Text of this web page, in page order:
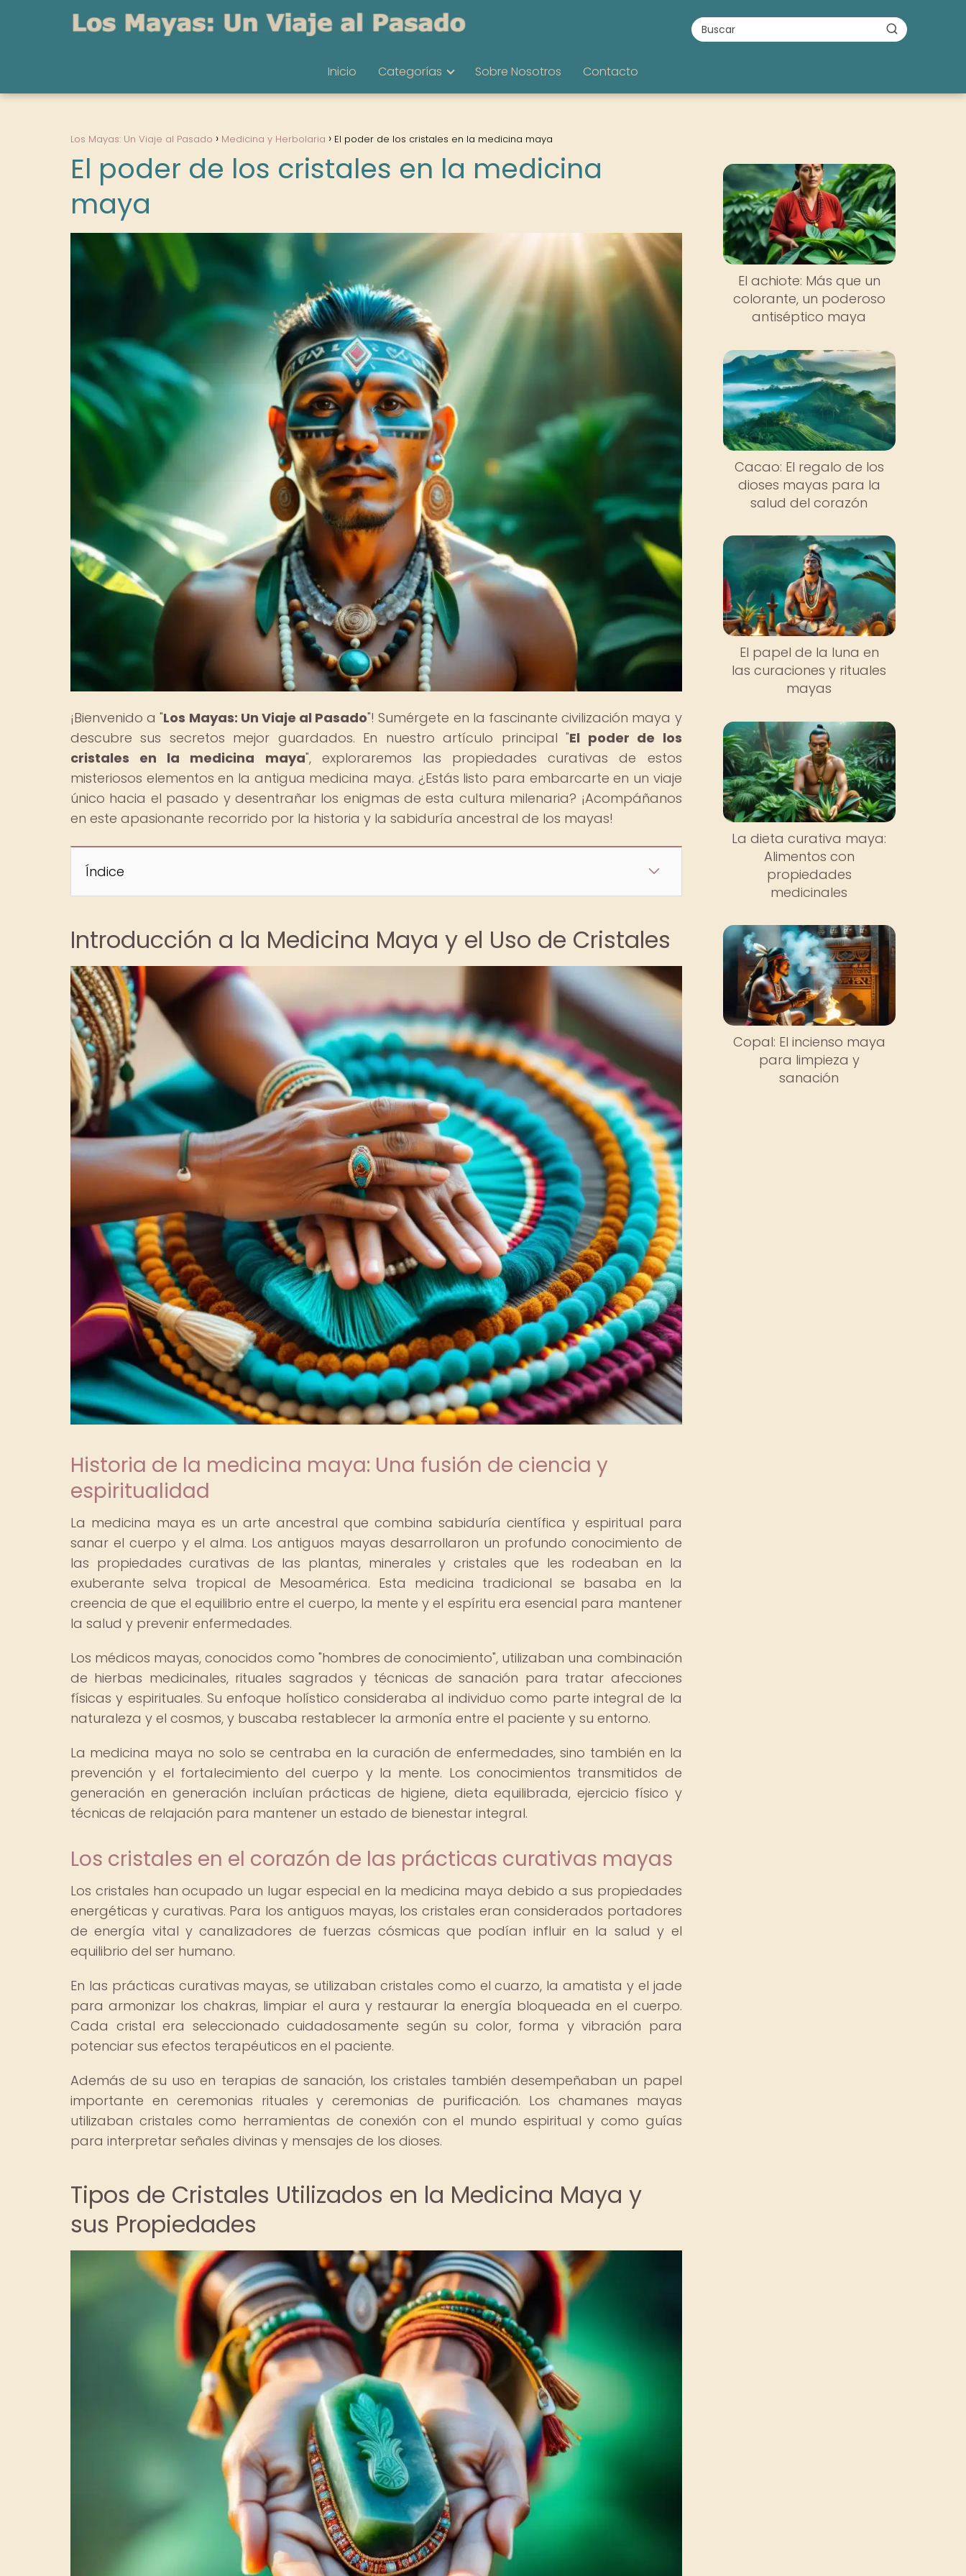
Inicio Categorías Sobre Nosotros Contacto
Los Mayas: Un Viaje al Pasado Medicina y Herbolaria El poder de los cristales en la medicina maya
El poder de los cristales en la medicina
maya
¡Bienvenido a "Los Mayas: Un Viaje al Pasado"! Sumérgete en la fascinante civilización maya y
descubre sus secretos mejor guardados. En nuestro artículo principal "El poder de los
cristales en la medicina maya", exploraremos las propiedades curativas de estos
misteriosos elementos en la antigua medicina maya. ¿Estás listo para embarcarte en un viaje
único hacia el pasado y desentrañar los enigmas de esta cultura milenaria? ¡Acompáñanos
en este apasionante recorrido por la historia y la sabiduría ancestral de los mayas!
Índice
Introducción a la Medicina Maya y el Uso de Cristales
Historia de la medicina maya: Una fusión de ciencia y
espiritualidad
La medicina maya es un arte ancestral que combina sabiduría científica y espiritual para
sanar el cuerpo y el alma. Los antiguos mayas desarrollaron un profundo conocimiento de
las propiedades curativas de las plantas, minerales y cristales que les rodeaban en la
exuberante selva tropical de Mesoamérica. Esta medicina tradicional se basaba en la
creencia de que el equilibrio entre el cuerpo, la mente y el espíritu era esencial para mantener
la salud y prevenir enfermedades.
Los médicos mayas, conocidos como "hombres de conocimiento", utilizaban una combinación
de hierbas medicinales, rituales sagrados y técnicas de sanación para tratar afecciones
físicas y espirituales. Su enfoque holístico consideraba al individuo como parte integral de la
naturaleza y el cosmos, y buscaba restablecer la armonía entre el paciente y su entorno.
La medicina maya no solo se centraba en la curación de enfermedades, sino también en la
prevención y el fortalecimiento del cuerpo y la mente. Los conocimientos transmitidos de
generación en generación incluían prácticas de higiene, dieta equilibrada, ejercicio físico y
técnicas de relajación para mantener un estado de bienestar integral.
Los cristales en el corazón de las prácticas curativas mayas
Los cristales han ocupado un lugar especial en la medicina maya debido a sus propiedades
energéticas y curativas. Para los antiguos mayas, los cristales eran considerados portadores
de energía vital y canalizadores de fuerzas cósmicas que podían influir en la salud y el
equilibrio del ser humano.
En las prácticas curativas mayas, se utilizaban cristales como el cuarzo, la amatista y el jade
para armonizar los chakras, limpiar el aura y restaurar la energía bloqueada en el cuerpo.
Cada cristal era seleccionado cuidadosamente según su color, forma y vibración para
potenciar sus efectos terapéuticos en el paciente.
Además de su uso en terapias de sanación, los cristales también desempeñaban un papel
importante en ceremonias rituales y ceremonias de purificación. Los chamanes mayas
utilizaban cristales como herramientas de conexión con el mundo espiritual y como guías
para interpretar señales divinas y mensajes de los dioses.
Tipos de Cristales Utilizados en la Medicina Maya y
sus Propiedades
El achiote: Más que un
colorante, un poderoso
antiséptico maya
Cacao: El regalo de los
dioses mayas para la
salud del corazón
El papel de la luna en
las curaciones y rituales
mayas
La dieta curativa maya:
Alimentos con
propiedades
medicinales
Copal: El incienso maya
para limpieza y
sanación